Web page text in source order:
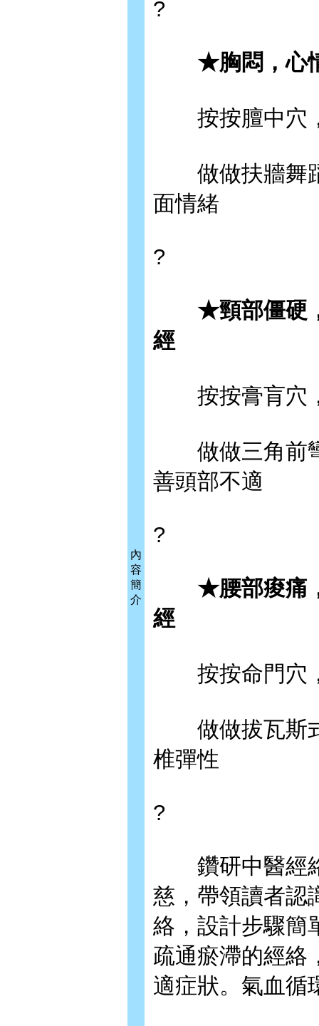
內
容
簡
介
?
★胸悶，心情
按按膻中穴，
做做扶牆舞
面情緒
?
★頸部僵硬，
經
按按膏肓穴，
做做三角前
善頭部不適
?
★腰部痠痛
經
按按命門穴，
做做拔瓦斯
椎彈性
?
鑽研中醫經絡
慈，帶領讀者認
絡，設計步驟簡
疏通瘀滯的經絡
適症狀。氣血循